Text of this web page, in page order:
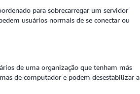
para sobrecarregar um servidor
usuários normais de se conectar ou
de uma organização que tenham más
de computador e podem desestabilizar a